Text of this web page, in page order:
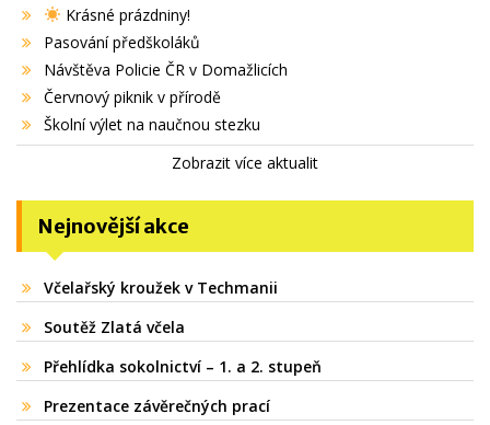
Krásné prázdniny!
Pasování předškoláků
Návštěva Policie ČR v Domažlicích
Červnový piknik v přírodě
Školní výlet na naučnou stezku
Zobrazit více aktualit
Nejnovější akce
Včelařský kroužek v Techmanii
Soutěž Zlatá včela
Přehlídka sokolnictví – 1. a 2. stupeň
Prezentace závěrečných prací